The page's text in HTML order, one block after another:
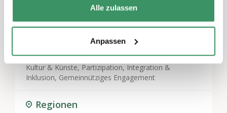
Alle zulassen
Anpassen
Themen
Kultur & Künste, Partizipation, Integration &
Inklusion, Gemeinnütziges Engagement
Regionen